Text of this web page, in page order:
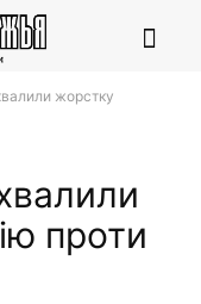
жорстку
проти